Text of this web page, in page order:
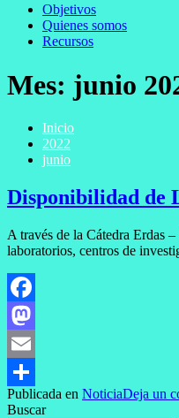
Menú
principal
Objetivos
Quienes somos
Recursos
Mes: junio
Inicio
2022
junio
Disponibilidad de
A través de la Cátedra Erdas
laboratorios, centros de
Facebook
Mastodon
Email
Compartir
Publicada en NoticiaDeja un
Buscar